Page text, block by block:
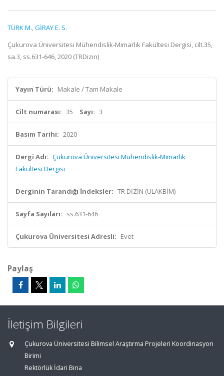
TÜRK M.,GİRAY E. S.
Çukurova Üniversitesi Mühendislik-Mimarlık Fakültesi Dergisi, cilt.35,
sa.3, ss.631-646, 2020 (TRDizin)
Yayın Türü: Makale / Tam Makale
Cilt numarası: 35 Sayı: 3
Basım Tarihi: 2020
Dergi Adı: Çukurova Üniversitesi Mühendislik-Mimarlık
Fakültesi Dergisi
Derginin Tarandığı İndeksler: TR DİZİN (ULAKBİM)
Sayfa Sayıları: ss.631-646
Çukurova Üniversitesi Adresli: Evet
Paylaş
İletişim Bilgileri
Çukurova Üniversitesi Bilimsel Araştırma Projeleri Koordinasyon
Birimi
Rektörlük İdari Bina